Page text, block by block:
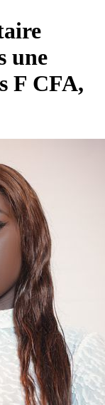
une
F CFA,